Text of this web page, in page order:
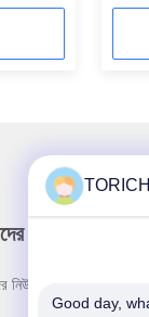
নিউজলেটার
নিউজলেটারে সাবস্ক্রাইব
TORICH
Good day,